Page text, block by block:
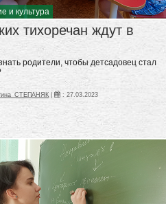
и культура
тихоречан ждут в
родители, чтобы детсадовец стал
| :27.03.2023